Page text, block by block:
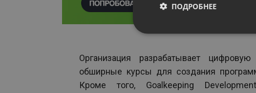
Организация разрабатывает
обширные курсы для создания
Кроме того, Goalkeeping
ПОДРОБНЕЕ